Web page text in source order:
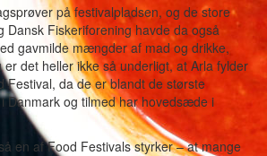
på festivalpladsen, og de store
Dansk Fiskeriforening havde da også
gavmilde mængder af mad og drikke,
det heller ikke så underligt, at Arla fylder
Festival, da de er blandt de største
Danmark og tilmed har hovedsæde i
en af Food Festivals styrker – at mange